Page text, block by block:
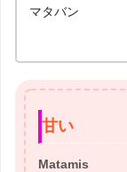
マタバン
甘い
Matamis